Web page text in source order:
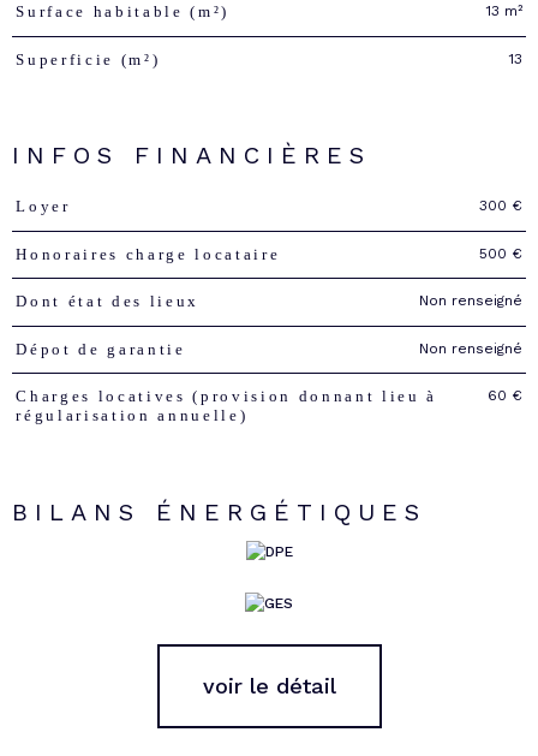
Surface habitable (m²) 13 m²
Superficie (m²) 13
INFOS FINANCIÈRES
Caractéristiques
Loyer 300 €
Honoraires charge locataire 500 €
Dont état des lieux Non renseigné
Dépot de garantie Non renseigné
Charges locatives (provision donnant lieu à
régularisation annuelle)
60 €
BILANS ÉNERGÉTIQUES
voir le détail